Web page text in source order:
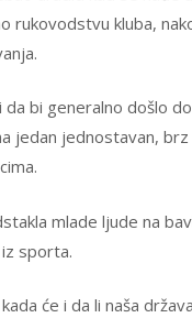
rukovodstvu kluba,
bi generalno došlo
jedan jednostavan,
mlade ljude na
sporta.
će i da li naša